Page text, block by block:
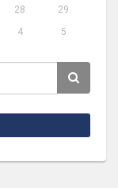
28
29
4 5